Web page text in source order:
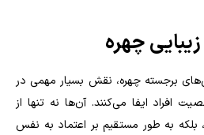
چهره
برجسته چهره، نقش بسیار مهمی در
افراد ایفا می‌کنند. آن‌ها نه تنها از
به طور مستقیم بر اعتماد به نفس